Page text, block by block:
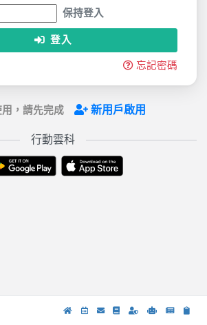
保持登入
登入
忘記密碼
，請先完成 新用戶啟用
行動雲科